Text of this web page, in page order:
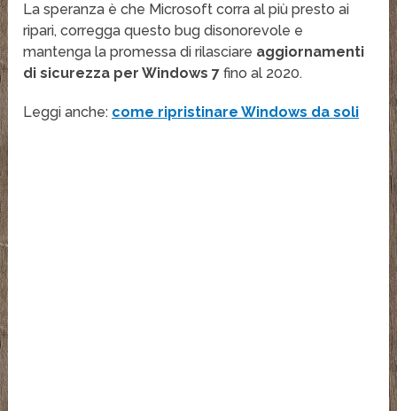
La speranza è che Microsoft corra al più presto ai
ripari, corregga questo bug disonorevole e
mantenga la promessa di rilasciare aggiornamenti
di sicurezza per Windows 7 fino al 2020.
Leggi anche: come ripristinare Windows da soli